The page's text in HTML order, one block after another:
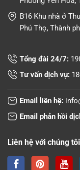
B16 Khu nhà ở
Phú Thọ, Thành
Tổng đài 24/7:
Tư vấn dịch vụ:
Email liên hệ:
Email phản hồi
Liên hệ với chúng